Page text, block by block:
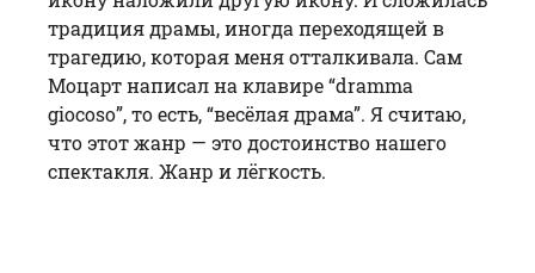
традиция драмы, иногда переходящей в
трагедию, которая меня отталкивала. Сам
Моцарт написал на клавире “dramma
giocoso”, то есть, “весёлая драма”. Я считаю,
что этот жанр — это достоинство нашего
спектакля. Жанр и лёгкость.